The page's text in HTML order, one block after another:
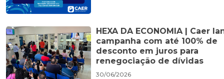
HEXA DA ECONOMIA | Caer
campanha com até 100% de
desconto em juros para
renegociação de dívidas
30/06/2026